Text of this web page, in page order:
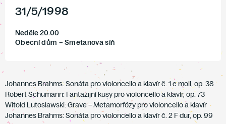
31/5/1998
Neděle 20.00
Obecní dům – Smetanova síň
Johannes Brahms: Sonáta pro violoncello a klavír č. 1 e moll, op. 38
Robert Schumann: Fantazijní kusy pro violoncello a klavír, op. 73
Witold Lutoslawski: Grave – Metamorfózy pro violoncello a klavír
Johannes Brahms: Sonáta pro violoncello a klavír č. 2 F dur, op. 99